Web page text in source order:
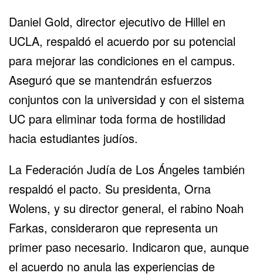
Daniel Gold, director ejecutivo de Hillel en
UCLA, respaldó el acuerdo por su potencial
para mejorar las condiciones en el campus.
Aseguró que se mantendrán esfuerzos
conjuntos con la universidad y con el sistema
UC para eliminar toda forma de hostilidad
hacia estudiantes judíos.
La Federación Judía de Los Ángeles también
respaldó el pacto. Su presidenta, Orna
Wolens, y su director general, el rabino Noah
Farkas, consideraron que representa un
primer paso necesario. Indicaron que, aunque
el acuerdo no anula las experiencias de